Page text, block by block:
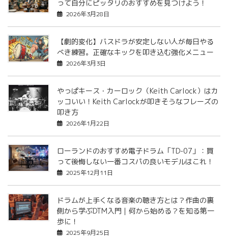
って自分にピッタリのおすすめを見つけよう！
2026年3月28日
【劇的変化】バスドラが安定しない人が毎日やる
べき練習。正確なキックを叩き込む強化メニュー
2026年3月3日
やっぱキース・カーロック（Keith Carlock）はカ
ッコいい！Keith Carlockが叩きそうなフレーズの
叩き方
2026年1月22日
ローランドのおすすめ電子ドラム「TD-07」：買
って後悔しない一番コスパの良いモデルはこれ！
2025年12月11日
ドラムが上手くなる音楽の聴き方とは？作曲の裏
側から学ぶDTM入門｜何から始める？を知る第一
歩に！
2025年9月25日